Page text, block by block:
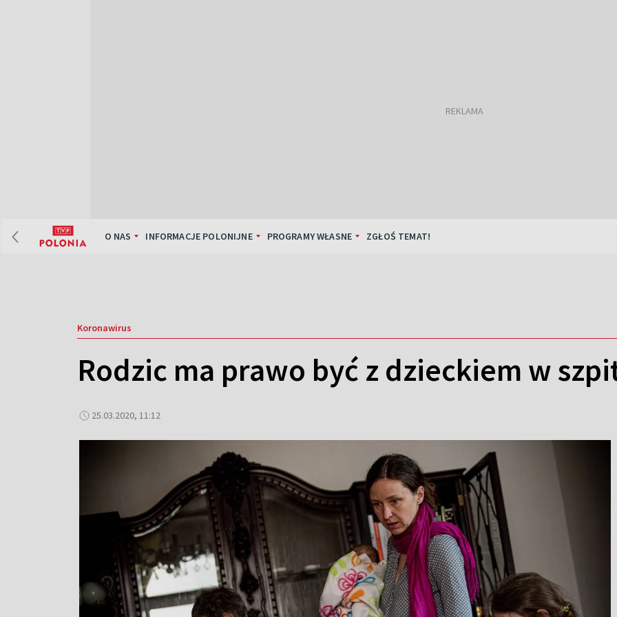
O NAS INFORMACJE POLONIJNE PROGRAMY WŁASNE ZGŁOŚ TEMAT!
Koronawirus
Rodzic ma prawo być z dzieckiem w
25.03.2020, 11:12